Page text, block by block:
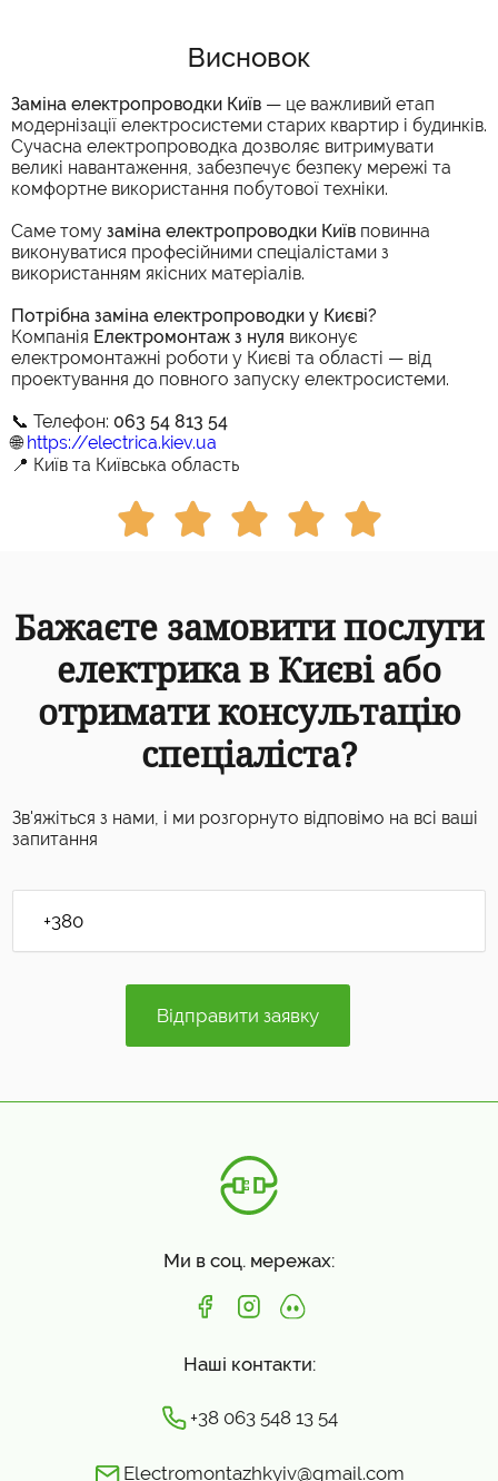
Висновок
Заміна електропроводки Київ — це важливий етап
модернізації електросистеми старих квартир і будинків.
Сучасна електропроводка дозволяє витримувати
великі навантаження, забезпечує безпеку мережі та
комфортне використання побутової техніки.
Саме тому заміна електропроводки Київ повинна
виконуватися професійними спеціалістами з
використанням якісних матеріалів.
Потрібна заміна електропроводки у Києві?
Компанія Електромонтаж з нуля виконує
електромонтажні роботи у Києві та області — від
проектування до повного запуску електросистеми.
📞 Телефон: 063 54 813 54
🌐 https://electrica.kiev.ua
📍 Київ та Київська область
    
Бажаєте замовити послуги
електрика в Києві або
отримати консультацію
спеціаліста?
Зв'яжіться з нами, і ми розгорнуто відповімо на всі ваші
запитання
Ми в соц. мережах:
Наші контакти:
+38 063 548 13 54
Electromontazhkyiv@gmail.com